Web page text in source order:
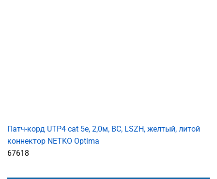
Патч-корд UTP4 cat 5e, 2,0м, ВС, LSZH, желтый, литой
коннектор NETKO Optima
67618